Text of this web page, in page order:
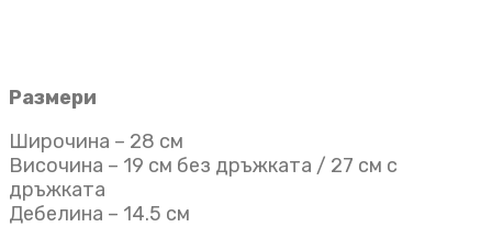
Размери
Широчина – 28 см
Височина – 19 см без дръжката / 27 см с
дръжката
Дебелина – 14.5 см